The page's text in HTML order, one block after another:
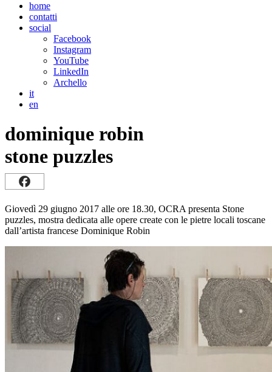
home
contatti
social
Facebook
Instagram
YouTube
LinkedIn
Archello
it
en
dominique robin
stone puzzles
Giovedì 29 giugno 2017 alle ore 18.30, OCRA presenta Stone
puzzles, mostra dedicata alle opere create con le pietre locali toscane
dall’artista francese Dominique Robin